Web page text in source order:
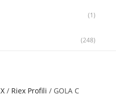
(1)
(248)
/ Riex Profili / GOLA C